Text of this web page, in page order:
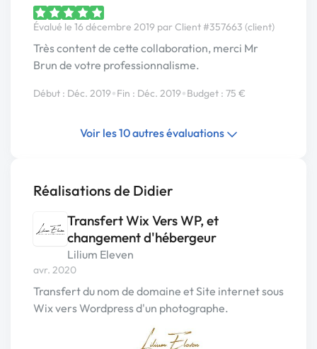
Évalué le 16 décembre 2019 par Client #357663 (client)
Très content de cette collaboration, merci Mr
Brun de votre professionnalisme.
Début : Déc. 2019•Fin : Déc. 2019•Budget : 75 €
Voir les 10 autres évaluations
Réalisations de Didier
Transfert Wix Vers WP, et
changement d'hébergeur
Lilium Eleven
avr. 2020
Transfert du nom de domaine et Site internet sous
Wix vers Wordpress d'un photographe.